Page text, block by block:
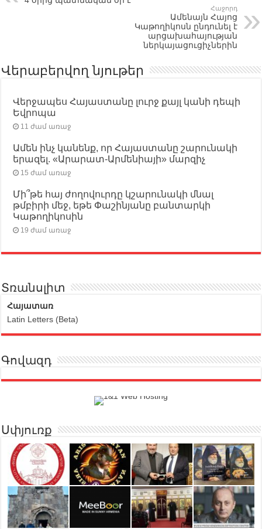
Հաջորդ
Ամենայն Հայոց
Կաթողիկոսն ընդունել է
արցախահայության
ներկայացուցիչներին
Վերաբերվող նյութեր
Վերջապես Հայաստանը լուրջ քայլ կանի դեպի
Եվրոպա
11 ժամ առաջ
Ամեն ինչ կանենք, որ Հայաստանը շարունակի
երազել. «Արարատ-Արմենիայի» մարզիչ
15 ժամ առաջ
Մի՞թե հայ ժողովուրդը կշարունակի մնալ
թմբիրի մեջ, եթե Փաշինյանը բանտարկի
Կաթողիկոսին
19 ժամ առաջ
Տռանսլիտ
Հայատառ
Latin Letters (Beta)
Գովազդ
Սփյուռք